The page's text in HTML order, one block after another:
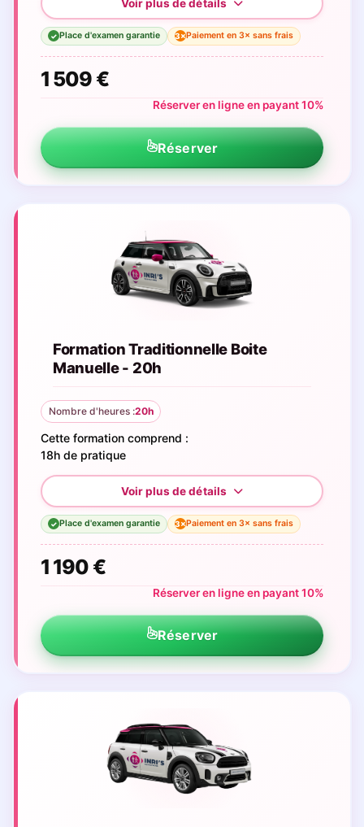
✓ Place d'examen garantie 3×Paiement en 3× sans frais
1 509 €
Réserver en ligne en payant 10%
Réserver
Formation Traditionnelle Boite
Manuelle - 20h
Nombre d'heures :20h
Cette formation comprend :
18h de pratique
✓ Place d'examen garantie 3×Paiement en 3× sans frais
1 190 €
Réserver en ligne en payant 10%
Réserver